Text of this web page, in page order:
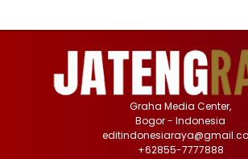
Graha Media Center,
Bogor - Indonesia
+62855-7777888